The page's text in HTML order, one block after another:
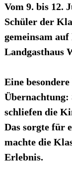
Vom 9. bis 12.
Schüler der
gemeinsam
Landgasthaus
Eine
schliefen die
Das sorgte für
machte die
Erlebnis.